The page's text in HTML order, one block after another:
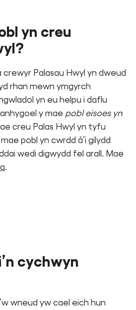
yn creu
Palasau Hwyl yn dweud
rhan mewn ymgyrch
yn eu helpu i daflu
y mae pobl eisoes yn
creu Palas Hwyl yn tyfu
pobl yn cwrdd â’i gilydd
wedi digwydd fel arall. Mae
.
cychwyn
wneud yw cael eich hun